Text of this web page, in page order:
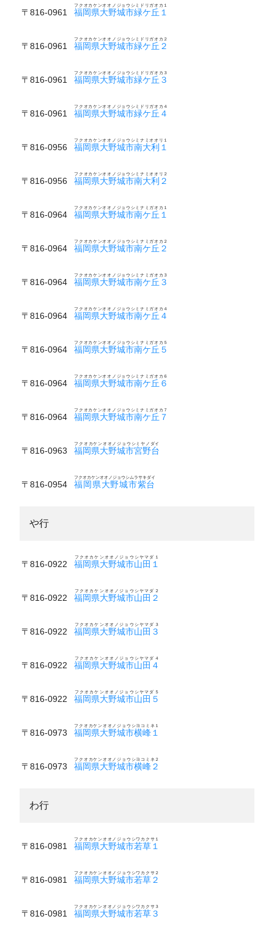
〒816-0961 福岡県大野城市緑ケ丘１
フクオカケンオオノジョウシミドリガオカ１
〒816-0961 福岡県大野城市緑ケ丘２
フクオカケンオオノジョウシミドリガオカ２
〒816-0961 福岡県大野城市緑ケ丘３
フクオカケンオオノジョウシミドリガオカ３
〒816-0961 福岡県大野城市緑ケ丘４
フクオカケンオオノジョウシミドリガオカ４
〒816-0956 福岡県大野城市南大利１
フクオカケンオオノジョウシミナミオオリ１
〒816-0956 福岡県大野城市南大利２
フクオカケンオオノジョウシミナミオオリ２
〒816-0964 福岡県大野城市南ケ丘１
フクオカケンオオノジョウシミナミガオカ１
〒816-0964 福岡県大野城市南ケ丘２
フクオカケンオオノジョウシミナミガオカ２
〒816-0964 福岡県大野城市南ケ丘３
フクオカケンオオノジョウシミナミガオカ３
〒816-0964 福岡県大野城市南ケ丘４
フクオカケンオオノジョウシミナミガオカ４
〒816-0964 福岡県大野城市南ケ丘５
フクオカケンオオノジョウシミナミガオカ５
〒816-0964 福岡県大野城市南ケ丘６
フクオカケンオオノジョウシミナミガオカ６
〒816-0964 福岡県大野城市南ケ丘７
フクオカケンオオノジョウシミナミガオカ７
〒816-0963 福岡県大野城市宮野台
フクオカケンオオノジョウシミヤノダイ
〒816-0954 福岡県大野城市紫台
フクオカケンオオノジョウシムラサキダイ
や行
〒816-0922 福岡県大野城市山田１
フクオカケンオオノジョウシヤマダ１
〒816-0922 福岡県大野城市山田２
フクオカケンオオノジョウシヤマダ２
〒816-0922 福岡県大野城市山田３
フクオカケンオオノジョウシヤマダ３
〒816-0922 福岡県大野城市山田４
フクオカケンオオノジョウシヤマダ４
〒816-0922 福岡県大野城市山田５
フクオカケンオオノジョウシヤマダ５
〒816-0973 福岡県大野城市横峰１
フクオカケンオオノジョウシヨコミネ１
〒816-0973 福岡県大野城市横峰２
フクオカケンオオノジョウシヨコミネ２
わ行
〒816-0981 福岡県大野城市若草１
フクオカケンオオノジョウシワカクサ１
〒816-0981 福岡県大野城市若草２
フクオカケンオオノジョウシワカクサ２
〒816-0981 福岡県大野城市若草３
フクオカケンオオノジョウシワカクサ３